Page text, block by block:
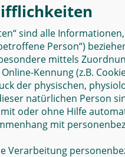
sind alle
Person“)
mittels
Kennung (z.B.
der physischen,
natürlichen Person
oder ohne Hilfe
mit
Verarbeitung